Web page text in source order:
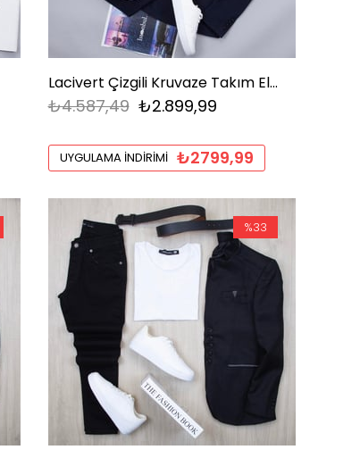
Lacivert Çizgili Kruvaze Takım Elbise Tişört Kombini Erkek | Slim Fit Şık Günlük Set
₺2.899,99
₺4.587,49
UYGULAMA İNDIRIMI ₺2799,99
%33